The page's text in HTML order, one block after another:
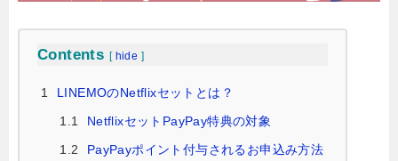
Contents [ hide ]
1
LINEMOのNetflixセットとは？
1.1
NetflixセットPayPay特典の対象
1.2
PayPayポイント付与されるお申込み方法